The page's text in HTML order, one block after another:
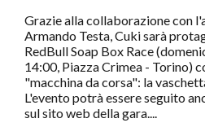
Grazie alla collaborazione con
Armando Testa, Cuki sarà
RedBull Soap Box Race
14:00, Piazza Crimea - Torino)
"macchina da corsa": la
L'evento potrà essere seguito
sul sito web della gara....